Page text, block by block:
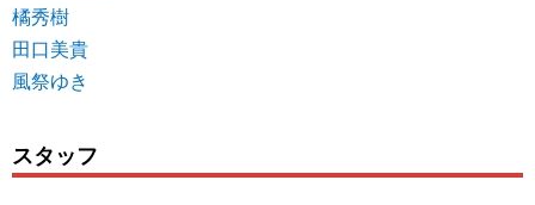
橘秀樹
田口美貴
風祭ゆき
スタッフ